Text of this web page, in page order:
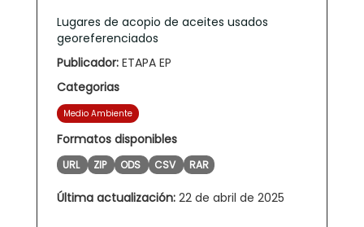
Lugares de acopio de aceites usados
georeferenciados
Publicador: ETAPA EP
Categorias
Medio Ambiente
Formatos disponibles
URL ZIP ODS CSV RAR
Última actualización: 22 de abril de 2025